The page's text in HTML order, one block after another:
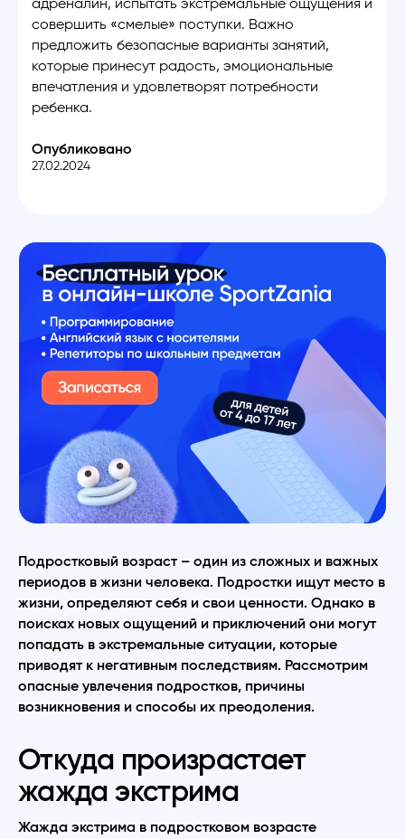
адреналин, испытать экстремальные ощущения и
совершить «смелые» поступки. Важно
предложить безопасные варианты занятий,
которые принесут радость, эмоциональные
впечатления и удовлетворят потребности
ребенка.
Опубликовано
27.02.2024
Подростковый возраст – один из сложных и важных
периодов в жизни человека. Подростки ищут место в
жизни, определяют себя и свои ценности. Однако в
поисках новых ощущений и приключений они могут
попадать в экстремальные ситуации, которые
приводят к негативным последствиям. Рассмотрим
опасные увлечения подростков, причины
возникновения и способы их преодоления.
Откуда произрастает
жажда экстрима
Жажда экстрима в подростковом возрасте